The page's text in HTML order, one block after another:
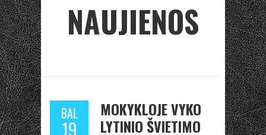
NAUJIENOS
BAL
19
MOKYKLOJE VYKO
LYTINIO ŠVIETIMO